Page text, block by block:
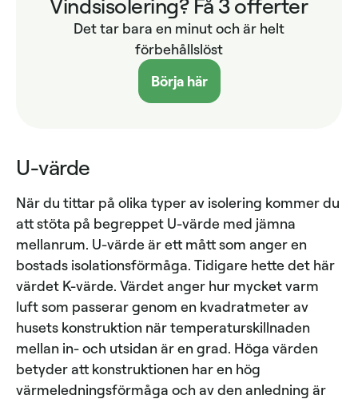
Vindsisolering? Få 3 offerter
Det tar bara en minut och är helt
förbehållslöst
Börja här
U-värde
När du tittar på olika typer av isolering kommer du
att stöta på begreppet U-värde med jämna
mellanrum. U-värde är ett mått som anger en
bostads isolationsförmåga. Tidigare hette det här
värdet K-värde. Värdet anger hur mycket varm
luft som passerar genom en kvadratmeter av
husets konstruktion när temperaturskillnaden
mellan in- och utsidan är en grad. Höga värden
betyder att konstruktionen har en hög
värmeledningsförmåga och av den anledning är